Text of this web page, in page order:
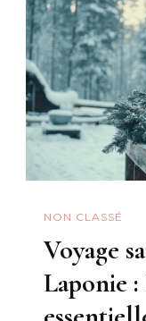
NON CLASSÉ
Voyage
Laponie :